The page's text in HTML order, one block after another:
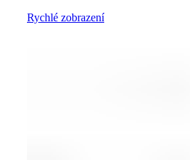
Rychlé zobrazení